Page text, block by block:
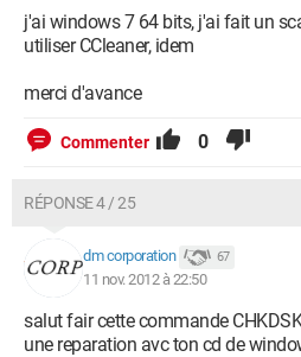
j'ai windows 7 64 bits, j'ai fait un
utiliser CCleaner, idem
merci d'avance
Commenter 0
RÉPONSE 4 / 25
dm corporation 67
11 nov. 2012 à 22:50
salut fair cette commande
une reparation avc ton cd de